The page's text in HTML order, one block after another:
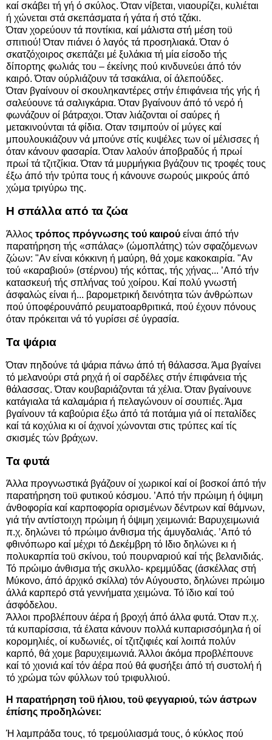
καί σκάβει τή γή ό σκύλος. Όταν νίβεται, νιαουρίζει, κυλιέται
ή χώνεται στά σκεπάσματα ή γάτα ή στό τζάκι.
Όταν χορεύουν τά ποντίκια, καί μάλιστα στή μέση τοϋ
σπιτιού! Όταν πιάνει ό λαγός τά προσηλιακά. Όταν ό
σκατζόχοιρος σκεπάζει μέ ξυλάκια τή μία είσοδο τής
δίπορτης φωλιάς του – έκείνης πού κινδυνεύει άπό τόν
καιρό. Όταν ούρλιάζουν τά τσακάλια, οί άλεπούδες.
Όταν βγαίνουν οί σκουληκαντέρες στήν έπιφάνεια τής γής ή
σαλεύουνε τά σαλιγκάρια. Όταν βγαίνουν άπό τό νερό ή
φωνάζουν οί βάτραχοι. Όταν λιάζονται οί σαύρες ή
μετακινούνται τά φίδια. Οταν τσιμπούν οί μύγες καί
μπουλουκιάζουν νά μπούνε στίς κυψέλες των οί μέλισσες ή
όταν κάνουν φασαρία. Όταν λαλούν άποβραδύς ή πρωί
πρωί τά τζιτζίκια. Όταν τά μυρμήγκια βγάζουν τις τροφές τους
έξω άπό τήν τρύπα τους ή κάνουνε σωρούς μικρούς άπό
χώμα τριγύρω της.
Η σπάλλα από τα ζώα
Άλλος τρόπος πρόγνωσης τού καιρού είναι άπό τήν
παρατήρηση τής «σπάλας» (ώμοπλάτης) τών σφαζόμενων
ζώων: "Αν είναι κόκκινη ή μαύρη, θά χομε κακοκαιρία. "Αν
τού «καραβιού» (στέρνου) τής κόττας, τής χήνας... ’Από τήν
κατασκευή τής σπλήνας τού χοίρου. Καί πολύ γνωστή
άσφαλώς είναι ή... βαρομετρική δεινότητα τών άνθρώπων
πού ύποφέρουνάπό ρευματοαρθριτικά, πού έχουν πόνους
όταν πρόκειται νά τό γυρίσει σέ ύγρασία.
Τα ψάρια
Όταν πηδούνε τά ψάρια πάνω άπό τή θάλασσα. Άμα βγαίνει
τό μελανούρι στά ρηχά ή οί σαρδέλες στήν έπιφάνεια τής
θάλασσας. Όταν κουβαριάζονται τά χέλια. Όταν βγαίνουνε
κατάγιαλα τά καλαμάρια ή πελαγώνουν οί σουπιές. Άμα
βγαίνουν τά καβούρια έξω άπό τά ποτάμια γιά οί πεταλίδες
καί τά κοχύλια κι οί άχινοί χώνονται στις τρύπες καί τίς
σκισμές τών βράχων.
Τα φυτά
Άλλα προγνωστικά βγάζουν οί χωρικοί καί οί βοσκοί άπό τήν
παρατήρηση τοϋ φυτικού κόσμου. ’Από τήν πρώιμη ή όψιμη
άνθοφορία καί καρποφορία ορισμένων δέντρων καί θάμνων,
γιά τήν αντίστοιχη πρώιμη ή όψιμη χειμωνιά: Βαρυχειμωνιά
π.χ. δηλώνει τό πρώιμο άνθισμα τής άμυγδαλιάς. ’Από τό
φθινόπωρο καί μέχρι τό Δεκέμβρη τό Ιδιο δηλώνει κι ή
πολυκαρπία τοϋ σκίνου, τού πουρναριού καί τής βελανιδιάς.
Τό πρώιμο άνθισμα τής σκυλλο- κρεμμύδας (άσκέλλας στή
Μύκονο, άπό άρχικό σκίλλα) τόν Αύγουστο, δηλώνει πρώιμο
άλλά καρπερό στά γεννήματα χειμώνα. Τό ϊδιο καί τού
άσφόδελου.
Άλλοι προβλέπουν άέρα ή βροχή άπό άλλα φυτά. Όταν π.χ.
τά κυπαρίσσια, τά έλατα κάνουν πολλά κυπαρισσόμηλα ή οί
κορομηλιές, οί κυδωνιές, οί τζιτζιφιές καί λοιπά πολύν
καρπό, θά χομε βαρυχειμωνιά. Άλλοι άκόμα προβλέπουνε
καί τό χιονιά καί τόν άέρα πού θά φυσήξει άπό τή συστολή ή
τό χρώμα τών φύλλων τού τριφυλλιού.
Η παρατήρηση τοϋ ήλιου, τοϋ φεγγαριού, τών άστρων
έπίσης προδηλώνει:
Ή λαμπράδα τους, τό τρεμούλιασμά τους, ό κύκλος πού